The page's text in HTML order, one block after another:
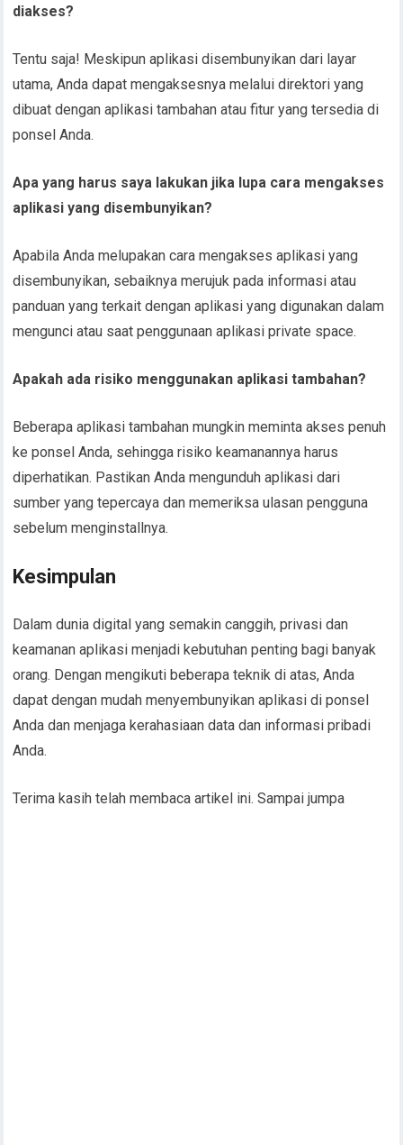
diakses?
Tentu saja! Meskipun aplikasi disembunyikan dari layar
utama, Anda dapat mengaksesnya melalui direktori yang
dibuat dengan aplikasi tambahan atau fitur yang tersedia di
ponsel Anda.
Apa yang harus saya lakukan jika lupa cara mengakses
aplikasi yang disembunyikan?
Apabila Anda melupakan cara mengakses aplikasi yang
disembunyikan, sebaiknya merujuk pada informasi atau
panduan yang terkait dengan aplikasi yang digunakan dalam
mengunci atau saat penggunaan aplikasi private space.
Apakah ada risiko menggunakan aplikasi tambahan?
Beberapa aplikasi tambahan mungkin meminta akses penuh
ke ponsel Anda, sehingga risiko keamanannya harus
diperhatikan. Pastikan Anda mengunduh aplikasi dari
sumber yang tepercaya dan memeriksa ulasan pengguna
sebelum menginstallnya.
Kesimpulan
Dalam dunia digital yang semakin canggih, privasi dan
keamanan aplikasi menjadi kebutuhan penting bagi banyak
orang. Dengan mengikuti beberapa teknik di atas, Anda
dapat dengan mudah menyembunyikan aplikasi di ponsel
Anda dan menjaga kerahasiaan data dan informasi pribadi
Anda.
Terima kasih telah membaca artikel ini. Sampai jumpa